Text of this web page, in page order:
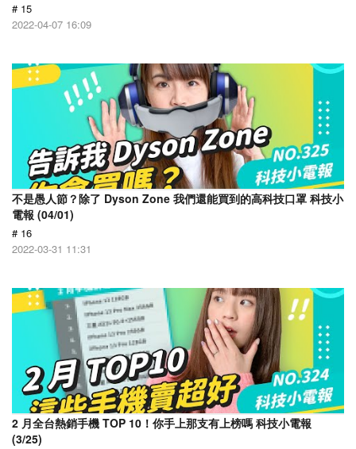
# 15
2022-04-07 16:09
不是愚人節？除了 Dyson Zone 我們還能買到的高科技口罩 科技小
電報 (04/01)
# 16
2022-03-31 11:31
2 月全台熱銷手機 TOP 10！你手上那支有上榜嗎 科技小電報
(3/25)